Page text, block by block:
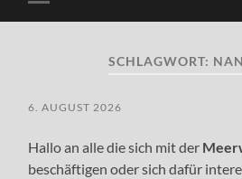
Mobile-
Menü
SCHLAGWORT:
6. AUGUST 2026
Hallo an alle die sich mit der
beschäftigen oder sich dafür